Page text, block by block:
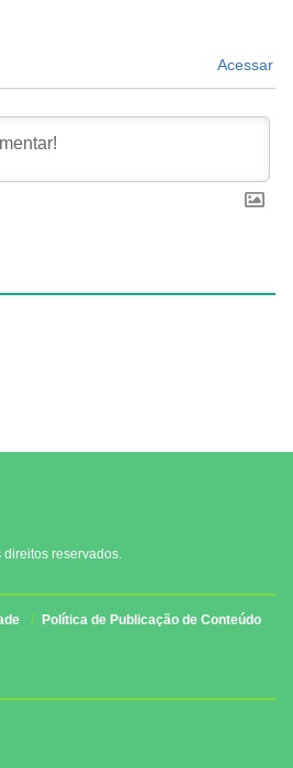
Acessar
reservados.
Política de Publicação de Conteúdo